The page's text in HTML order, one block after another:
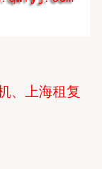
、上海租复